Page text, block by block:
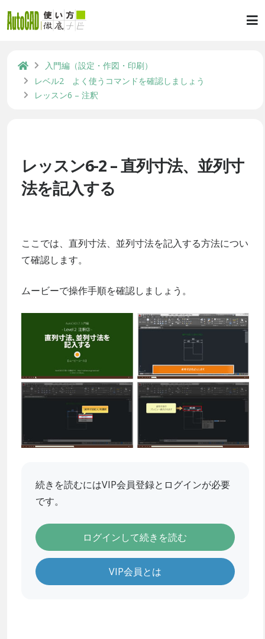
入門編（設定・作図・印刷）
レベル2 よく使うコマンドを確認しましょう
レッスン6 – 注釈
レッスン6-2 – 直列寸法、並列寸
法を記入する
ここでは、直列寸法、並列寸法を記入する方法につい
て確認します。
ムービーで操作手順を確認しましょう。
続きを読むにはVIP会員登録とログインが必要
です。
ログインして続きを読む
VIP会員とは